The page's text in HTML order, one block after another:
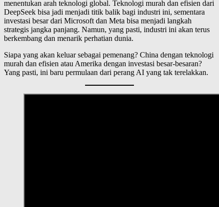
menentukan arah teknologi global. Teknologi murah dan efisien dari
DeepSeek bisa jadi menjadi titik balik bagi industri ini, sementara
investasi besar dari Microsoft dan Meta bisa menjadi langkah
strategis jangka panjang. Namun, yang pasti, industri ini akan terus
berkembang dan menarik perhatian dunia.
Siapa yang akan keluar sebagai pemenang? China dengan teknologi
murah dan efisien atau Amerika dengan investasi besar-besaran?
Yang pasti, ini baru permulaan dari perang AI yang tak terelakkan.